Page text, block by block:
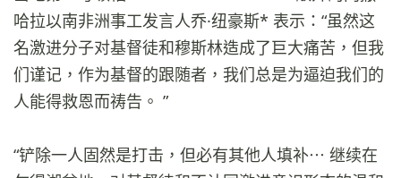
哈拉以南非洲事工发言人乔·纽豪斯* 表示：“虽然这
名激进分子对基督徒和穆斯林造成了巨大痛苦，但我
们谨记，作为基督的跟随者，我们总是为逼迫我们的
人能得救恩而祷告。 ”
“铲除一人固然是打击，但必有其他人填补⋯ 继续在